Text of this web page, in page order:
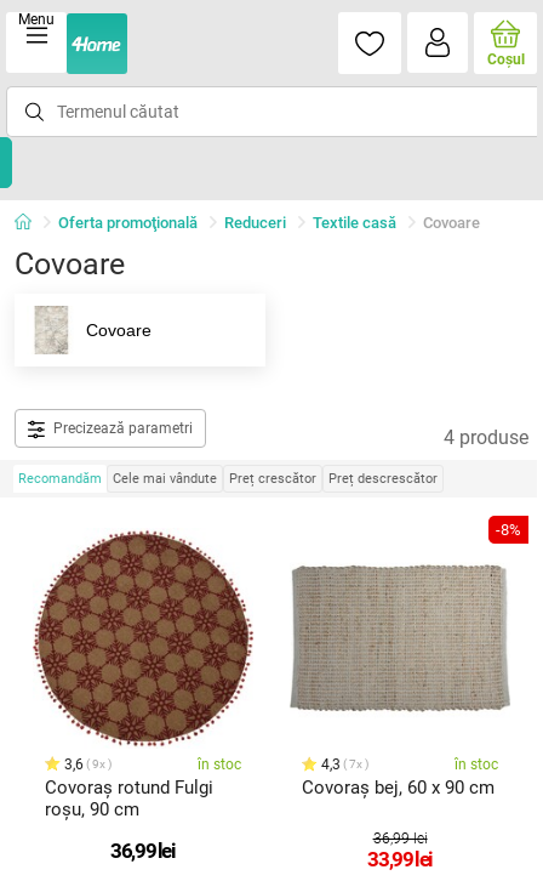
Menu
Coşul
Oferta promoţională Reduceri Textile casă Covoare
Covoare
Covoare
Precizează parametri 4 produse
Recomandăm Cele mai vândute Preț crescător Preț descrescător
3,6 9x în stoc
Covoraș rotund Fulgi
roșu, 90 cm
36,99 lei
-8%
4,3 7x în stoc
Covoraș bej, 60 x 90 cm
36,99 lei
33,99 lei